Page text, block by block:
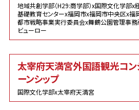
地域共創学部（H29:商学部）x国際文化学部
基礎教育センターx福岡市x福岡市中央区x福
都市戦略事業実行委員会x舞鶴公園管理事務
ビューロー
太宰府天満宮外国語観光コン
ーンシップ
国際文化学部x太宰府天満宮